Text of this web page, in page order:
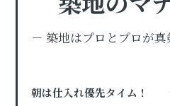
－ 築地はプロとプロが
朝は仕入れ優先タイム！